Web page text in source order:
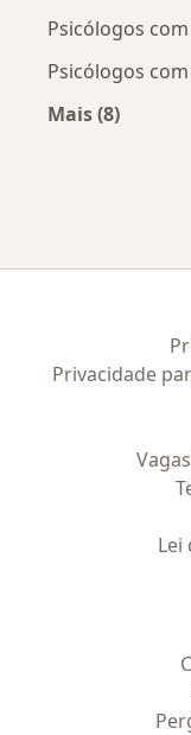
Psicólogos
Psicólogos
Mais (8)
Privacidade
Vagas
Lei